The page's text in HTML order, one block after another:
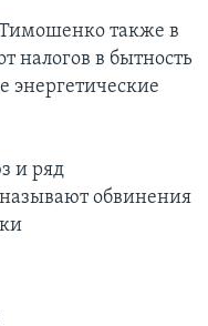
также в
налогов в бытность
энергетические
и ряд
обвинения